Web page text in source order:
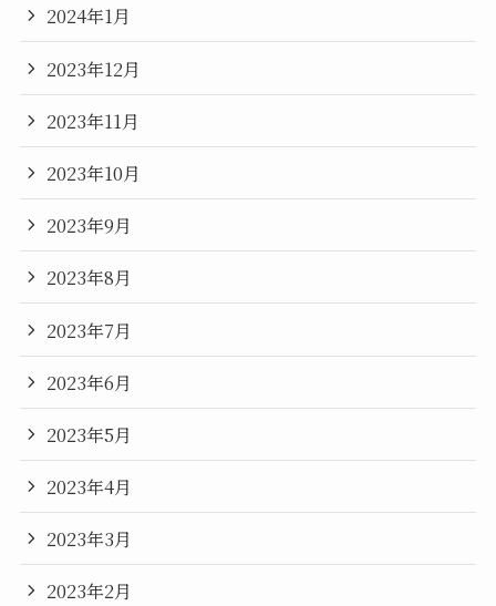
2024年1月
2023年12月
2023年11月
2023年10月
2023年9月
2023年8月
2023年7月
2023年6月
2023年5月
2023年4月
2023年3月
2023年2月